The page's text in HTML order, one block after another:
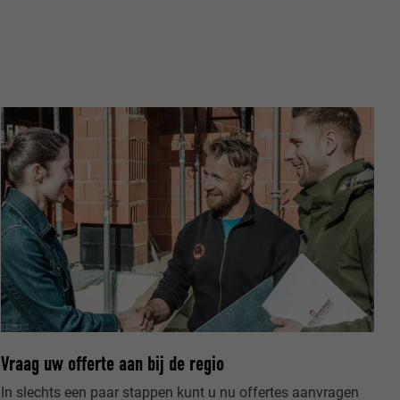
Vraag uw offerte aan bij de regio
In slechts een paar stappen kunt u nu offertes aanvragen
gegevens
het
op.